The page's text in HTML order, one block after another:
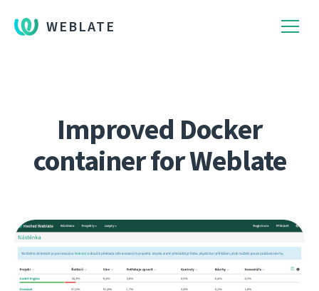
WEBLATE
Improved Docker
container for Weblate